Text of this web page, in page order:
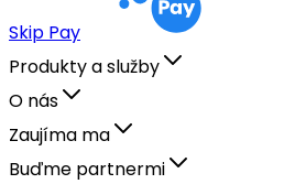
Skip Pay
Produkty a služby
O nás
Zaujíma ma
Buďme partnermi